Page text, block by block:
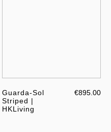
Guarda-Sol
Striped |
HKLiving
€895.00